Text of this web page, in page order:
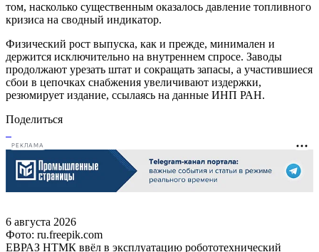
том, насколько существенным оказалось давление топливного
кризиса на сводный индикатор.
Физический рост выпуска, как и прежде, минимален и
держится исключительно на внутреннем спросе. Заводы
продолжают урезать штат и сокращать запасы, а участившиеся
сбои в цепочках снабжения увеличивают издержки,
резюмирует издание, ссылаясь на данные ИНП РАН.
Поделиться
РЕКЛАМА
6 августа 2026
Фото: ru.freepik.com
ЕВРАЗ НТМК ввёл в эксплуатацию робототехнический